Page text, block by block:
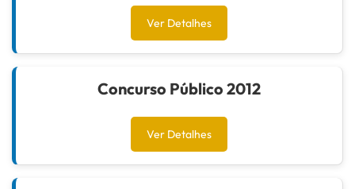
Ver Detalhes
Concurso Público 2012
Ver Detalhes